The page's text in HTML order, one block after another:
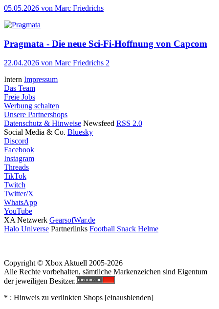
05.05.2026 von Marc Friedrichs
Pragmata - Die neue Sci-Fi-Hoffnung von Capcom
22.04.2026 von Marc Friedrichs 2
Intern Impressum
Das Team
Freie Jobs
Werbung schalten
Unsere Partnershops
Datenschutz & Hinweise Newsfeed RSS 2.0
Social Media & Co. Bluesky
Discord
Facebook
Instagram
Threads
TikTok
Twitch
Twitter/X
WhatsApp
YouTube
XA Netzwerk GearsofWar.de
Halo Universe Partnerlinks Football Snack Helme
Copyright © Xbox Aktuell 2005-2026
Alle Rechte vorbehalten, sämtliche Markenzeichen sind Eigentum
der jeweiligen Besitzer.
* : Hinweis zu verlinkten Shops [einausblenden]